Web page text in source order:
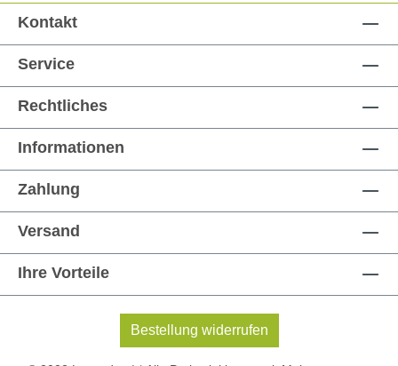
Kontakt
Service
Rechtliches
Informationen
Zahlung
Versand
Ihre Vorteile
Bestellung widerrufen